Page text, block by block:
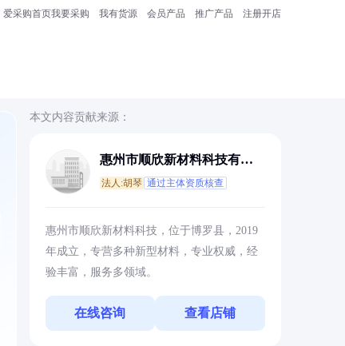
爱采购首页我要采购 我有货源 会员产品 推广产品 注册开店
本文内容贡献来源：
惠州市顺欣新材料科技有限
法人:胡琴 通过主体资质核查
惠州市顺欣新材料科技，位于博罗县，2019
年成立，专营多种新型材料，专业权威，经
验丰富，服务多领域。
在线咨询 查看店铺